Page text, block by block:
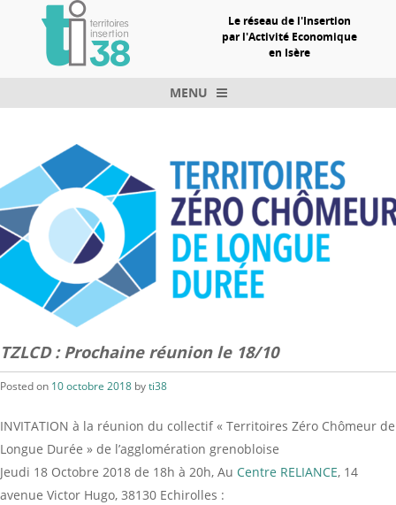
Le réseau de l'Insertion
par l'Activité Economique
en Isère
MENU
TZLCD : Prochaine réunion le 18/10
Posted on 10 octobre 2018 byti38
INVITATION à la réunion du collectif « Territoires Zéro Chômeur de
Longue Durée » de l’agglomération grenobloise
Jeudi 18 Octobre 2018 de 18h à 20h, Au Centre RELIANCE, 14
avenue Victor Hugo, 38130 Echirolles :